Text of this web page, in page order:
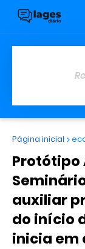
Página inicial
Protótipo
auxiliar
do início
inicia em